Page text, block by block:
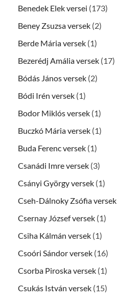
Benedek Elek versei (173)
Beney Zsuzsa versek (2)
Berde Mária versek (1)
Bezerédj Amália versek (17)
Bódás János versek (2)
Bódi Irén versek (1)
Bodor Miklós versek (1)
Buczkó Mária versek (1)
Buda Ferenc versek (1)
Csanádi Imre versek (3)
Csányi György versek (1)
Cseh-Dálnoky Zsófia versek
Csernay József versek (1)
Csiha Kálmán versek (1)
Csoóri Sándor versek (16)
Csorba Piroska versek (1)
Csukás István versek (15)